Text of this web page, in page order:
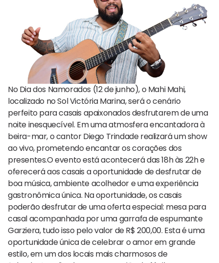
No Dia dos Namorados (12 de junho), o Mahi Mahi,
localizado no Sol Victória Marina, será o cenário
perfeito para casais apaixonados desfrutarem de uma
noite inesquecível. Em uma atmosfera encantadora à
beira-mar, o cantor Diego Trindade realizará um show
ao vivo, prometendo encantar os corações dos
presentes.O evento está acontecerá das 18h às 22h e
oferecerá aos casais a oportunidade de desfrutar de
boa música, ambiente acolhedor e uma experiência
gastronômica única. Na oportunidade, os casais
poderão desfrutar de uma oferta especial: mesa para
casal acompanhada por uma garrafa de espumante
Garziera, tudo isso pelo valor de R$ 200,00. Esta é uma
oportunidade única de celebrar o amor em grande
estilo, em um dos locais mais charmosos de